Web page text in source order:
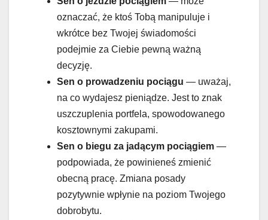
oznaczać, że ktoś Tobą manipuluje i
wkrótce bez Twojej świadomości
podejmie za Ciebie pewną ważną
decyzję.
Sen o prowadzeniu pociągu — uważaj,
na co wydajesz pieniądze. Jest to znak
uszczuplenia portfela, spowodowanego
kosztownymi zakupami.
Sen o biegu za jadącym pociągiem —
podpowiada, że powinieneś zmienić
obecną pracę. Zmiana posady
pozytywnie wpłynie na poziom Twojego
dobrobytu.